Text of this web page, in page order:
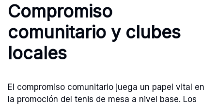
Compromiso
comunitario y clubes
locales
El compromiso comunitario juega un papel vital en
la promoción del tenis de mesa a nivel base. Los